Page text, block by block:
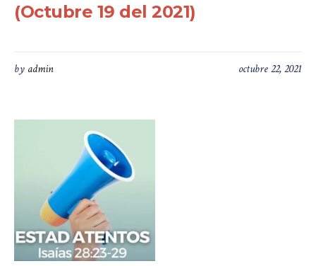
(Octubre 19 del 2021)
octubre 22, 2021
by admin